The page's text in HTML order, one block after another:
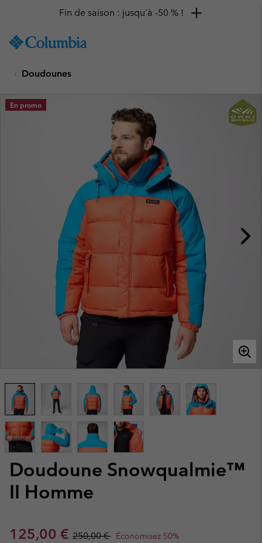
TO
SKIP
MAIN
NAV
Fin de saison : jusqu'à -50 % !
Doudounes
Doudoune Snowqualmie™
II Homme
Sale price:
125,00 € Regular price:
250,00 € Économisez 50%
En promo